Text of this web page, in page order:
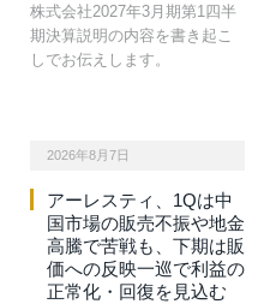
株式会社2027年3月期第1四半
期決算説明の内容を書き起こ
しでお伝えします。
決算・IR
2026年8月7日
アーレスティ、1Qは中
国市場の販売不振や地金
高騰で苦戦も、下期は販
価への反映一巡で利益の
正常化・回復を見込む